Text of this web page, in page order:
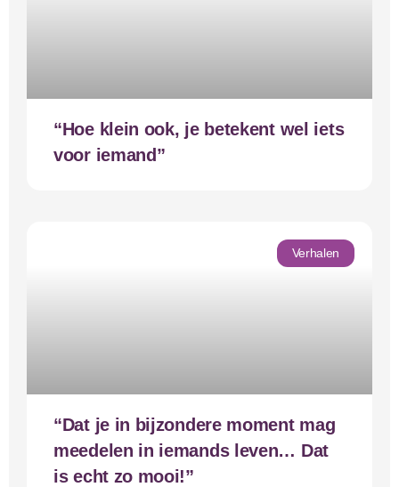
“Hoe klein ook, je betekent wel iets
voor iemand”
Verhalen
“Dat je in bijzondere moment mag
meedelen in iemands leven… Dat
is echt zo mooi!”